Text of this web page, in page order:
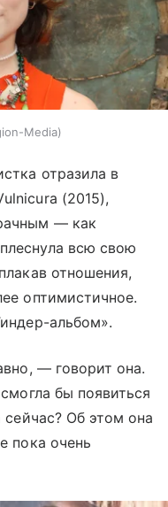
Media
отразила в
(2015),
— как
всю свою
отношения,
оптимистичное.
альбом».
— говорит она.
бы появиться
Об этом она
пока очень